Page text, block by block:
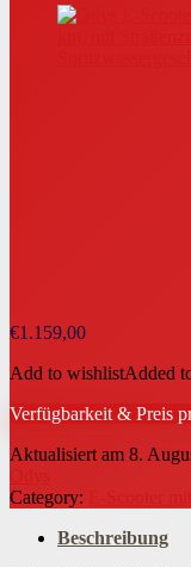
€1.159,00
Add to wishlistAdded
Verfügbarkeit & Preis
Aktualisiert am 8.
Category:
Beschreibung